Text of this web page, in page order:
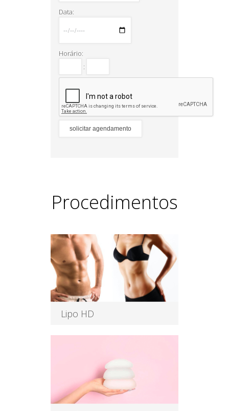
Data:
Horário:
:
Procedimentos
Lipo HD
lipoaspiração HD. O que é a Lipo